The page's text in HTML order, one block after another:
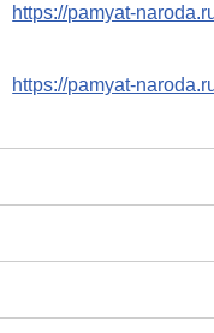
https://pamyat-
https://pamyat-